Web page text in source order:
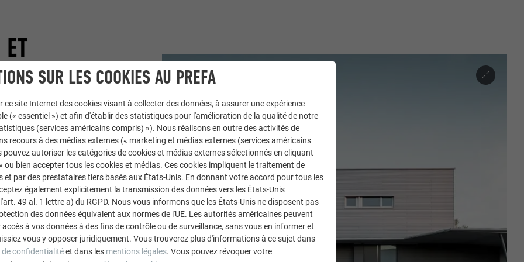
explique le chef de
GmbH, à
compter sur les
d'un profil ondulé
mesures au
Le profil
découpé et livré sur le
sans fixations
depuis déjà
de bonne qualité, et la
SUR LES COOKIES AU PREFA
ce site Internet des cookies visant à collecter des données, à assurer une expérience
(« essentiel ») et afin d'établir des statistiques pour l'amélioration de la qualité de notre
(services américains compris) »). Nous réalisons en outre des activités de
recours à des médias externes (« marketing et médias externes (services américains
pouvez autoriser les catégories de cookies et médias externes sélectionnés en cliquant
ou bien accepter tous les cookies et médias. Ces cookies impliquent le traitement de
et par des prestataires tiers basés aux États-Unis. En donnant votre accord pour tous les
également explicitement la transmission des données vers les États-Unis
49 al. 1 lettre a) du RGPD. Nous vous informons que les États-Unis ne disposent pas
des données équivalent aux normes de l'UE. Les autorités américaines peuvent
à vos données à des fins de contrôle ou de surveillance, sans vous en informer et
vous y opposer juridiquement. Vous trouverez plus d'informations à ce sujet dans
confidentialitéet dans les mentions légales. Vous pouvez révoquer votre